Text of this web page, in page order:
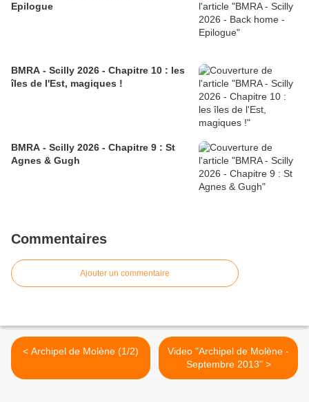
Epilogue
BMRA - Scilly 2026 - Chapitre 10 : les
îles de l'Est, magiques !
BMRA - Scilly 2026 - Chapitre 9 : St
Agnes & Gugh
Commentaires
Ajouter un commentaire
< Archipel de Molène (1/2)
Video "Archipel de Molène -
Septembre 2013" >